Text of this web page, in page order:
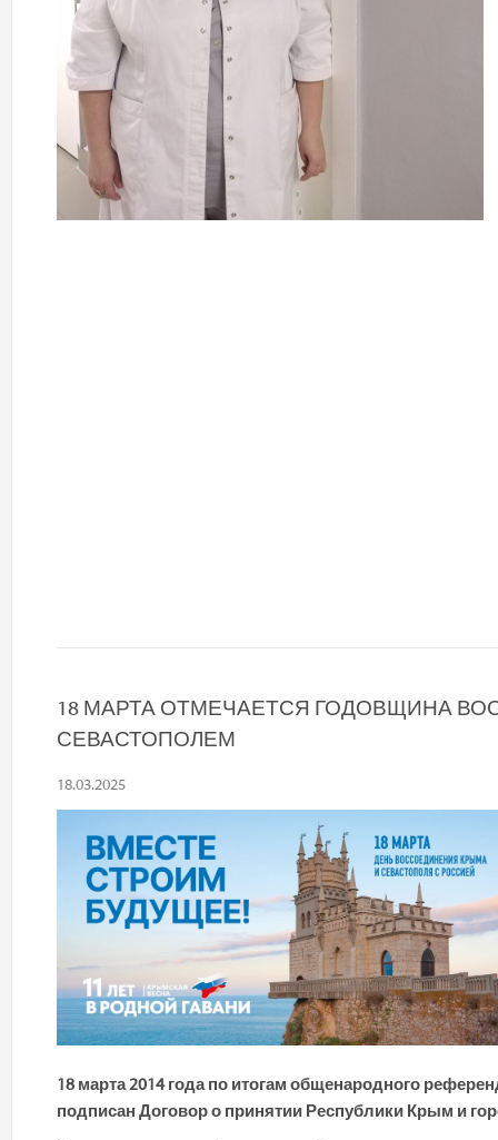
18 МАРТА ОТМЕЧАЕТСЯ ГОДОВЩИНА
СЕВАСТОПОЛЕМ
18.03.2025
18 марта 2014 года по итогам общенародного
подписан Договор о принятии Республики Крым и